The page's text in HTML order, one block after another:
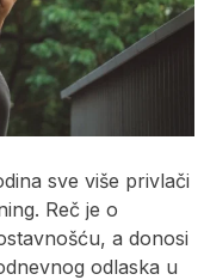
sve više privlači
Reč je o
a donosi
odlaska u